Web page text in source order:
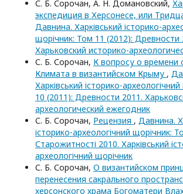
С. Б. Сорочан, А. Н. Домановский,
экспедиция в Херсонесе, или
Давнина. Харківський історико-
щорічник: Том 11 (2012): Древности
Харьковский историко-
С. Б. Сорочан, К вопросу о времени
Климата в византийском Крыму ,
Харківський історико-
10 (2011): Древности 2011.
археологический ежегодник
С. Б. Сорочан, Рецензия , Давнина.
історико-археологічний щорічник:
Старожитності 2010. Харківський
археологічний щорічник
С. Б. Сорочан, О византийском
перенесения сакрального
херсонского храма Богоматери